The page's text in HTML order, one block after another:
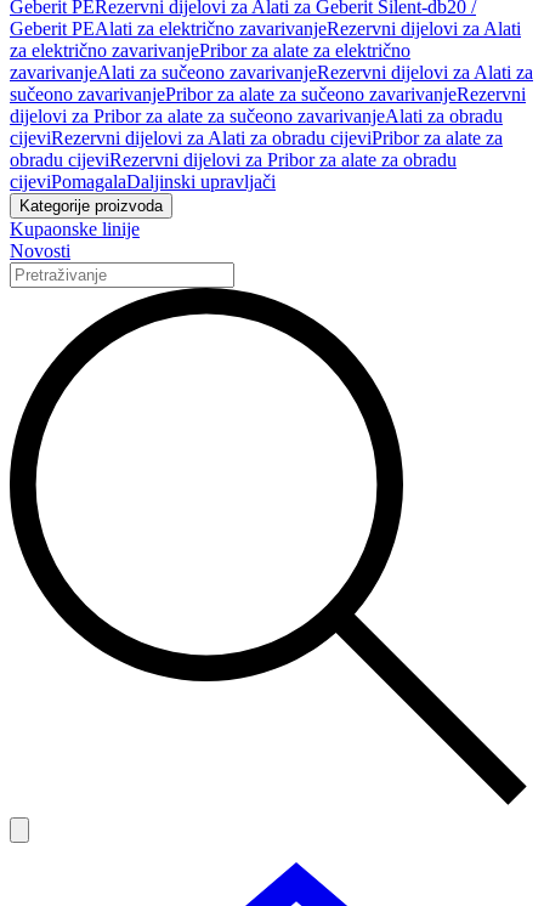
Geberit PERezervni dijelovi za Alati za Geberit Silent-db20 /
Geberit PEAlati za električno zavarivanjeRezervni dijelovi za Alati
za električno zavarivanjePribor za alate za električno
zavarivanjeAlati za sučeono zavarivanjeRezervni dijelovi za Alati za
sučeono zavarivanjePribor za alate za sučeono zavarivanjeRezervni
dijelovi za Pribor za alate za sučeono zavarivanjeAlati za obradu
cijeviRezervni dijelovi za Alati za obradu cijeviPribor za alate za
obradu cijeviRezervni dijelovi za Pribor za alate za obradu
cijeviPomagalaDaljinski upravljači
Kategorije proizvoda
Kupaonske linije
Novosti